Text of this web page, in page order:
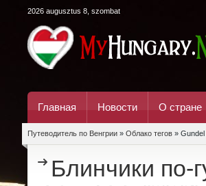
2026 augusztus 8, szombat
Главная Новости О стране
Путеводитель по Венгрии » Облако тегов »
Блинчики по-